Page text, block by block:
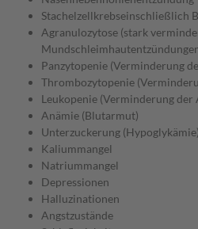
Stachelzellkrebseinschließlich
Agranulozytose (stark
Panzytopenie (Verminderung
Thrombozytopenie
Leukopenie (Verminderung
Anämie (Blutarmut)
Unterzuckerung (Hypoglykämie)
Kaliummangel
Natriummangel
Depressionen
Halluzinationen
Angstzustände